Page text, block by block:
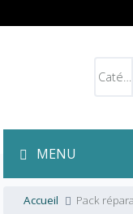
MENU
Accueil Pack